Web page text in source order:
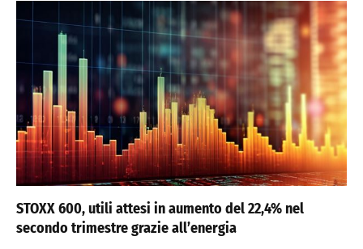
STOXX 600, utili attesi in aumento del 22,4% nel
secondo trimestre grazie all’energia